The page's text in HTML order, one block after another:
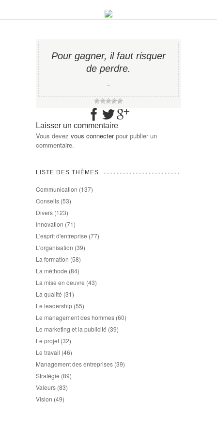
Pour gagner, il faut risquer
de perdre.
−
Laisser un commentaire
Vous devez vous connecterpour publier un
commentaire.
LISTE DES THÈMES
Communication (137)
Conseils (53)
Divers (123)
Innovation (71)
L'esprit d'entreprise (77)
L'organisation (39)
La formation (58)
La méthode (84)
La mise en oeuvre (43)
La qualité (31)
Le leadership (55)
Le management des hommes (60)
Le marketing et la publicité (39)
Le projet (32)
Le travail (46)
Management des entreprises (39)
Stratégie (89)
Valeurs (83)
Vision (49)